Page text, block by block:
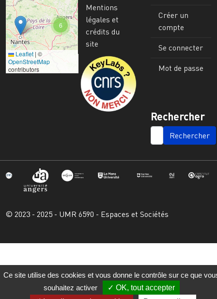
6
Leaflet | ©
OpenStreetMap
contributors
Mentions
légales et
crédits du
site
Image
Créer un
compte
Se connecter
Mot de passe
Rechercher
SEARCH
© 2023 - 2025 - UMR 6590 - Espaces et Sociétés
Ce site utilise des cookies et vous donne le contrôle sur ce que
souhaitez activer
OK, tout accepter